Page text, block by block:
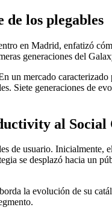
los plegables
en Madrid, enfatizó
generaciones del
un mercado
Siete generaciones de
al Social
de usuario.
se desplazó hacia un
la evolución de su